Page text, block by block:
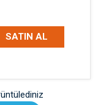
SATIN AL